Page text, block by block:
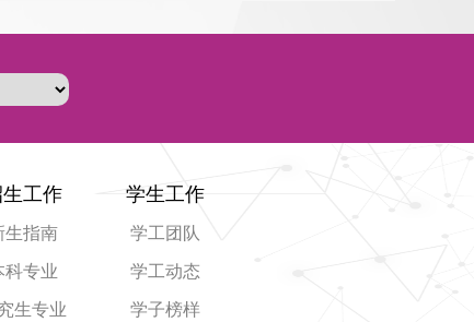
工作
生指南
科专业
生专业
学生工作
学工团队
学工动态
学子榜样